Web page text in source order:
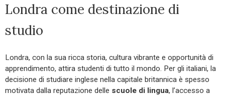
Londra come destinazione di
studio
Londra, con la sua ricca storia, cultura vibrante e opportunità di
apprendimento, attira studenti di tutto il mondo. Per gli italiani, la
decisione di studiare inglese nella capitale britannica è spesso
motivata dalla reputazione delle scuole di lingua, l’accesso a